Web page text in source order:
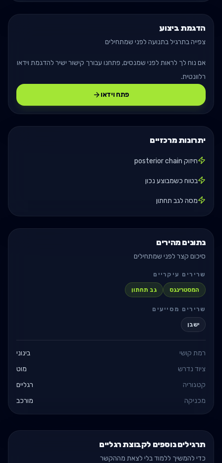
הדגמת ביצוע
צפייה בתרגיל בתנועה לפני שמתחילים
אם נוח לך לראות לפני שמנסים, פתחנו עבורך קישור ישיר להדגמת וידאו
רלוונטית.
פתח וידאו
יתרונות מרכזיים
חיזוק posterior chain
בטוח כשמבוצע נכון
מסה לגב תחתון
נתונים מהירים
סיכום קצר לפני שמתחילים
שרירים עיקריים
המסטרינגס גב תחתון
שרירים מסייעים
ישבן
רמת קושי
בינוני
ציוד נדרש
מוט
קטגוריה
רגליים
מכניקה
מורכב
תרגילים נוספים לקבוצת רגליים
כדי להמשיך ללמוד בלי לצאת מההקשר